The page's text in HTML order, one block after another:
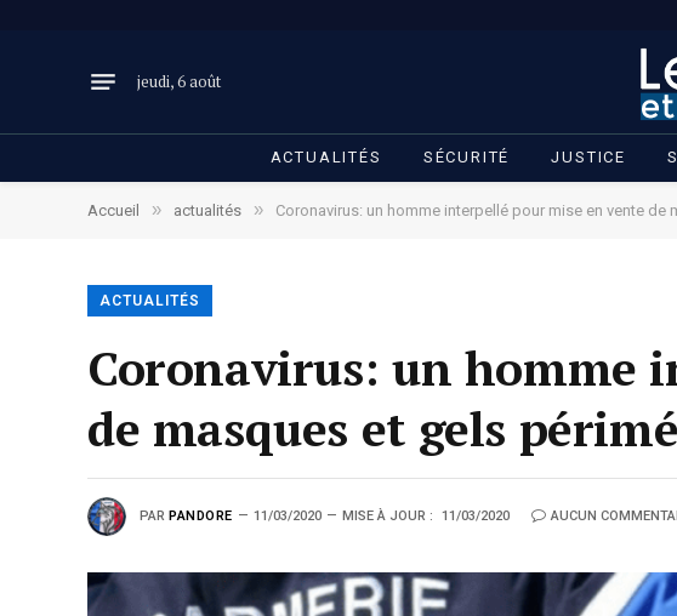
jeudi, 6 août
ACTUALITÉS SÉCURITÉ JUSTICE
Accueil » actualités » Coronavirus: un homme interpellé pour mise en vente de
ACTUALITÉS
Coronavirus: un homme
de masques et gels
PAR PANDORE 11/03/2020 MISE À JOUR : 11/03/2020 AUCUN